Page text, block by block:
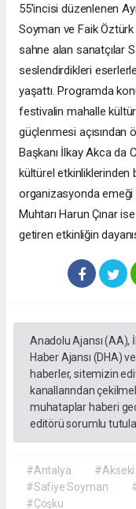
55'incisi düzenlenen
Soyman ve Faik
sahne alan sanatçılar
seslendirdikleri
yaşattı. Programda
festivalin mahalle
güçlenmesi açısından
Başkanı İlkay Akca da
kültürel etkinliklerinden
organizasyonda emeği
Muhtarı Harun Çınar
getiren etkinliğin
Anadolu Ajansı (AA),
Haber Ajansı (DHA)
haberler, sitemizin
kanallarından
muhataplar haberi
editörü sorumlu
#Antalya #Akseki
#Safiye Soyman
#Çoşku